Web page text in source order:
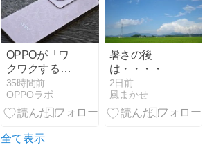
OPPOが「ワ
クワクする新
製品」を8月
10日に出すと
告知
35時間前
OPPOラボ
暑さの後
は・・・・
2日前
風まかせ
全て表示